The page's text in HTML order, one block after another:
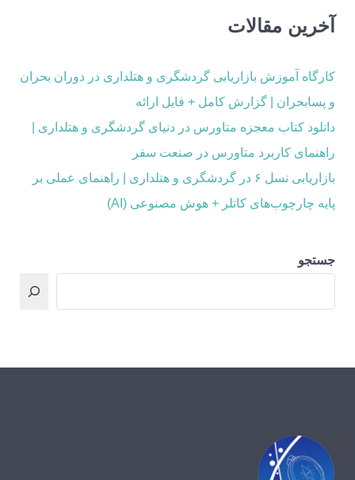
آخرین مقالات
کارگاه آموزش بازاریابی گردشگری و هتلداری در دوران بحران
و پسابحران | گزارش کامل + فایل ارائه
دانلود کتاب معجزه متاورس در دنیای گردشگری و هتلداری |
راهنمای کاربرد متاورس در صنعت سفر
بازاریابی نسل ۶ در گردشگری و هتلداری | راهنمای عملی بر
پایه چارچوب‌های کاتلر + هوش مصنوعی (AI)
جستجو